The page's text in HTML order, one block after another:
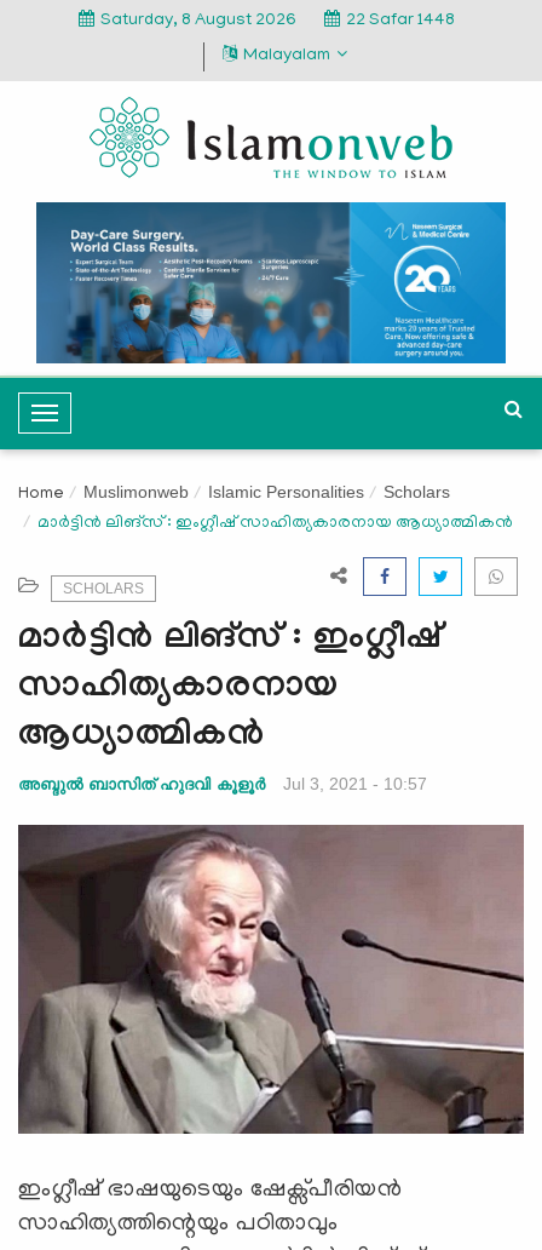
Saturday, 8 August 2026
22 Safar 1448
Malayalam
T
o
g
l
a
v
i
a
i
o
n
Home Muslimonweb Islamic Personalities Scholars
മാർട്ടിൻ ലിങ്സ് : ഇംഗ്ലീഷ് സാഹിത്യകാരനായ ആധ്യാത്മികൻ
SCHOLARS
മാർട്ടിൻ ലിങ്സ് : ഇംഗ്ലീഷ്
സാഹിത്യകാരനായ
ആധ്യാത്മികൻ
അബ്ദുൽ ബാസിത് ഹുദവി കൂളൂർ Jul 3, 2021 - 10:57
ഇംഗ്ലീഷ് ഭാഷയുടെയും ഷേക്സ്പീരിയൻ
സാഹിത്യത്തിന്റെയും പഠിതാവും